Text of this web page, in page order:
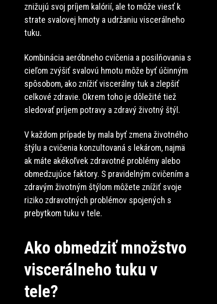
znižujú svoj príjem kalórií, ale to môže viesť k
strate svalovej hmoty a udržaniu viscerálneho
tuku.
Kombinácia aeróbneho cvičenia a posilňovania s
cieľom zvýšiť svalovú hmotu môže byť účinným
spôsobom, ako znížiť viscerálny tuk a zlepšiť
celkové zdravie. Okrem toho je dôležité tiež
sledovať príjem potravy a zdravý životný štýl.
V každom prípade by mala byť zmena životného
štýlu a cvičenia konzultovaná s lekárom, najmä
ak máte akékoľvek zdravotné problémy alebo
obmedzujúce faktory. S pravidelným cvičením a
zdravým životným štýlom môžete znížiť svoje
riziko zdravotných problémov spojených s
prebytkom tuku v tele.
Ako obmedziť množstvo
viscerálneho tuku v
tele?